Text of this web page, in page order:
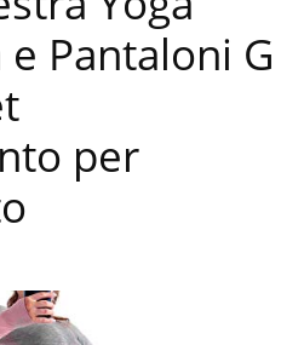
Pantaloni G
per